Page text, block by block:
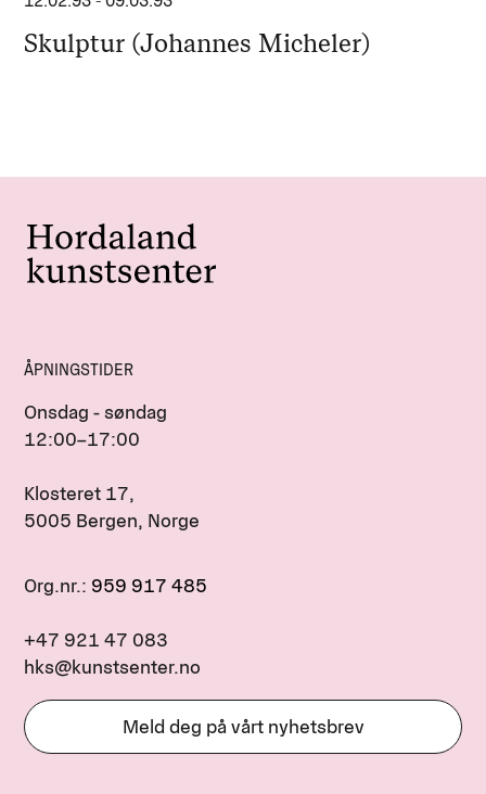
Skulptur (Johannes Micheler)
ÅPNINGSTIDER
Onsdag - søndag
12:00–17:00
Klosteret 17,
5005 Bergen, Norge
Org.nr.: 959 917 485
+47 921 47 083
hks@kunstsenter.no
Meld deg på vårt nyhetsbrev